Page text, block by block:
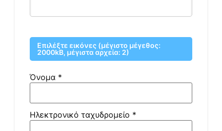
Επιλέξτε εικόνες (μέγιστο μέγεθος:
2000kB, μέγιστα αρχεία: 2)
Όνομα *
Ηλεκτρονικό ταχυδρομείο *